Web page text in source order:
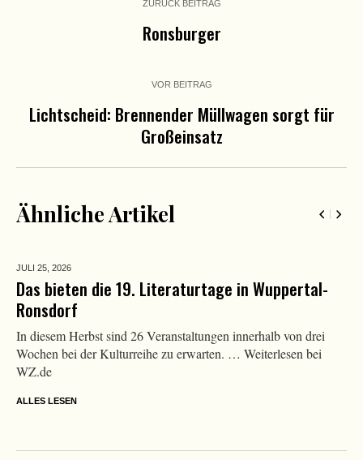
ZURÜCK BEITRAG
Ronsburger
VOR BEITRAG
Lichtscheid: Brennender Müllwagen sorgt für
Großeinsatz
Ähnliche Artikel
JULI 25, 2026
Das bieten die 19. Literaturtage in Wuppertal-
Ronsdorf
In diesem Herbst sind 26 Veranstaltungen innerhalb von drei
Wochen bei der Kulturreihe zu erwarten. … Weiterlesen bei
WZ.de
ALLES LESEN